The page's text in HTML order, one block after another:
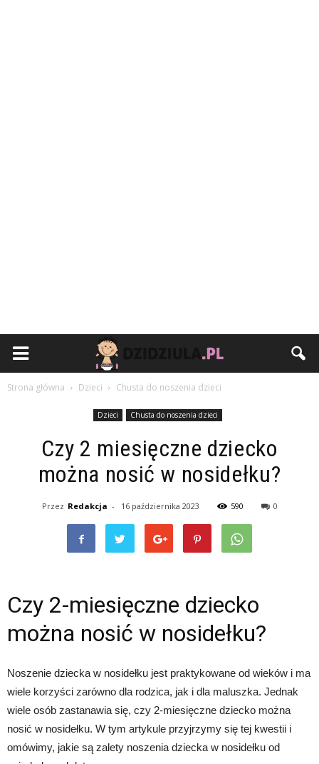
Strona główna Dzieci Chusta do noszenia dzieci
Dzieci Chusta do noszenia dzieci
Czy 2 miesięczne dziecko
można nosić w nosidełku?
Przez Redakcja - 16 października 2023 590 0
Czy 2-miesięczne dziecko
można nosić w nosidełku?
Noszenie dziecka w nosidełku jest praktykowane od wieków i ma
wiele korzyści zarówno dla rodzica, jak i dla maluszka. Jednak
wiele osób zastanawia się, czy 2-miesięczne dziecko można
nosić w nosidełku. W tym artykule przyjrzymy się tej kwestii i
omówimy, jakie są zalety noszenia dziecka w nosidełku od